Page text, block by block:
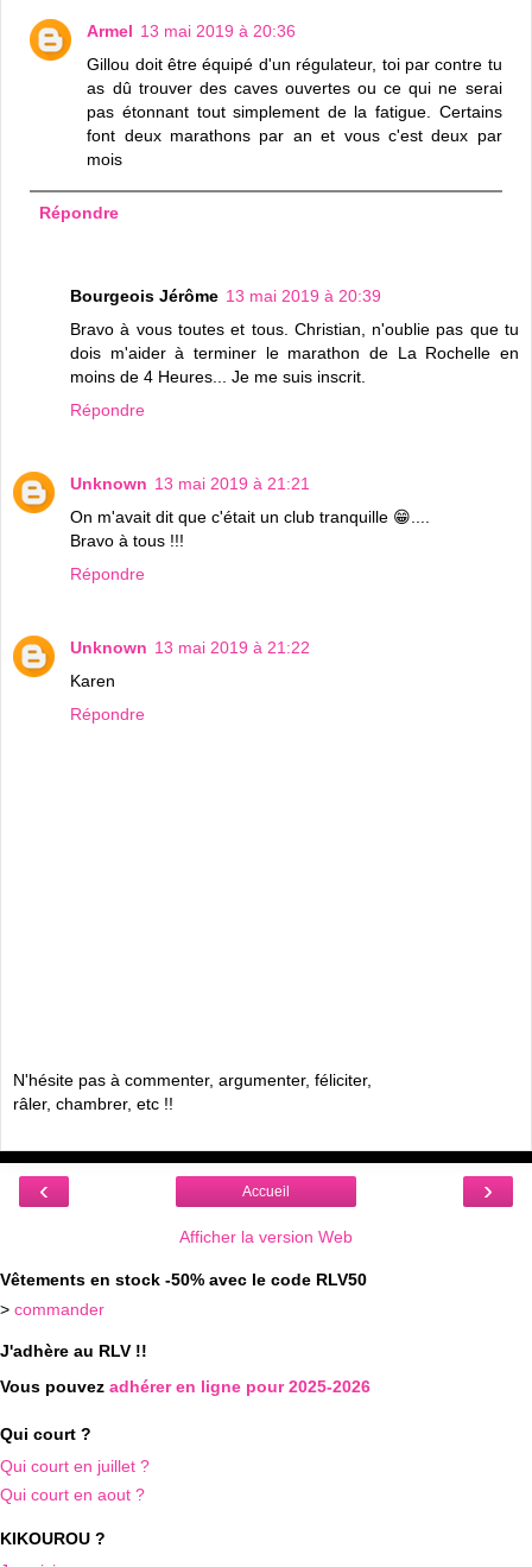
Armel 13 mai 2019 à 20:36
Gillou doit être équipé d'un régulateur, toi par contre tu
as dû trouver des caves ouvertes ou ce qui ne serai
pas étonnant tout simplement de la fatigue. Certains
font deux marathons par an et vous c'est deux par
mois
Répondre
Bourgeois Jérôme 13 mai 2019 à 20:39
Bravo à vous toutes et tous. Christian, n'oublie pas que tu
dois m'aider à terminer le marathon de La Rochelle en
moins de 4 Heures... Je me suis inscrit.
Répondre
Unknown 13 mai 2019 à 21:21
On m'avait dit que c'était un club tranquille 😁....
Bravo à tous !!!
Répondre
Unknown 13 mai 2019 à 21:22
Karen
Répondre
N'hésite pas à commenter, argumenter, féliciter,
râler, chambrer, etc !!
‹ ›
Accueil
Afficher la version Web
Vêtements en stock -50% avec le code RLV50
> commander
J'adhère au RLV !!
Vous pouvez adhérer en ligne pour 2025-2026
Qui court ?
Qui court en juillet ?
Qui court en aout ?
KIKOUROU ?